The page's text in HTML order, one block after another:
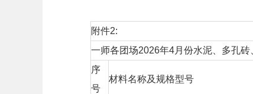
附件2:
一师各团场2026年4月份水泥、多孔
序
号
材料名称及规格型号